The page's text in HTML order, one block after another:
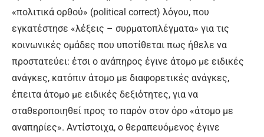
«πολιτικά ορθού» (political correct) λόγου, που
εγκατέστησε «λέξεις – συρματοπλέγματα» για τις
κοινωνικές ομάδες που υποτίθεται πως ήθελε να
προστατεύει: έτσι ο ανάπηρος έγινε άτομο με ειδικές
ανάγκες, κατόπιν άτομο με διαφορετικές ανάγκες,
έπειτα άτομο με ειδικές δεξιότητες, για να
σταθεροποιηθεί προς το παρόν στον όρο «άτομο με
αναπηρίες». Αντίστοιχα, ο θεραπευόμενος έγινε